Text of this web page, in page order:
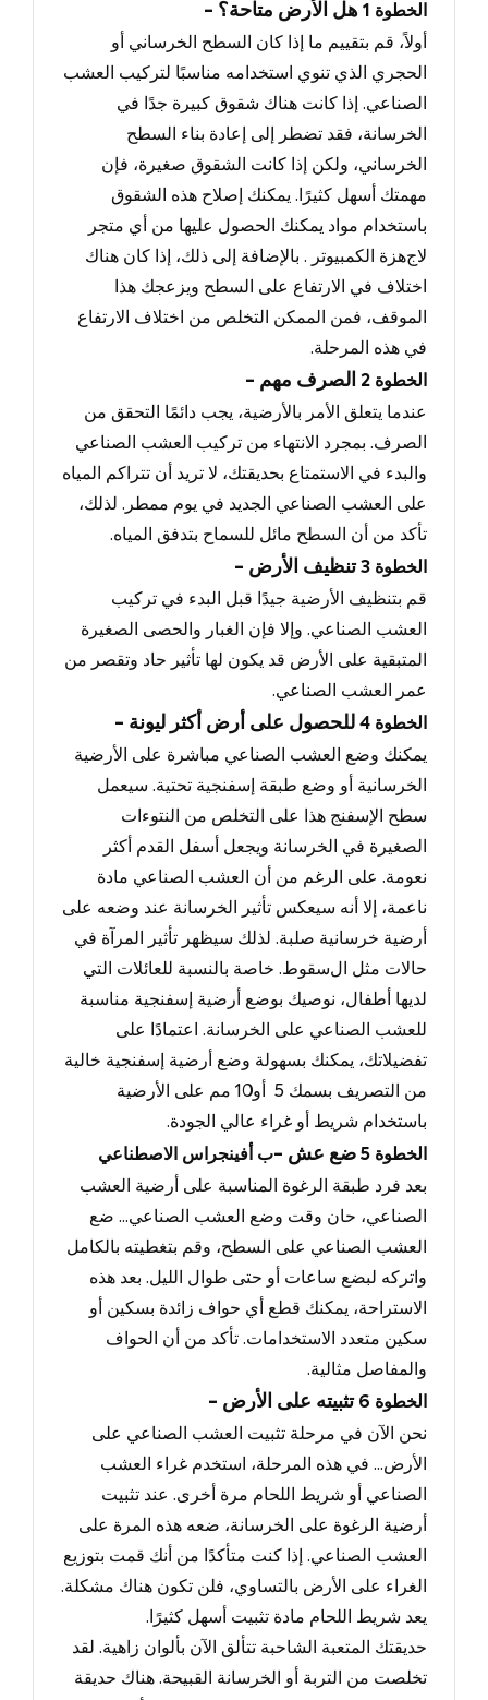
الخطوة 1 - هل الأرض متاحة؟
أولاً، قم بتقييم ما إذا كان السطح الخرساني أو
الحجري الذي تنوي استخدامه مناسبًا لتركيب العشب
الصناعي. إذا كانت هناك شقوق كبيرة جدًا في
الخرسانة، فقد تضطر إلى إعادة بناء السطح
الخرساني، ولكن إذا كانت الشقوق صغيرة، فإن
مهمتك أسهل كثيرًا. يمكنك إصلاح هذه الشقوق
باستخدام مواد يمكنك الحصول عليها من أي متجر
لاجهزة الكمبيوتر . بالإضافة إلى ذلك، إذا كان هناك
اختلاف في الارتفاع على السطح ويزعجك هذا
الموقف، فمن الممكن التخلص من اختلاف الارتفاع
في هذه المرحلة.
الخطوة 2 - الصرف مهم
عندما يتعلق الأمر بالأرضية، يجب دائمًا التحقق من
الصرف. بمجرد الانتهاء من تركيب العشب ا لصناعي
والبدء في الاستمتاع بحديقتك، لا تريد أن تتراكم المياه
على العشب الصناعي الجديد في يوم ممطر. لذلك،
تأكد من أن السطح مائل للسماح بتدفق المياه.
الخطوة 3 - تنظيف الأرض
قم بتنظيف الأرضية جيدًا قبل البدء في تركيب
العشب الصناعي. وإلا فإن الغبار والحصى الصغيرة
المتبقية على الأرض قد يكون لها تأثير حاد وتقصر من
عمر العشب الصناعي.
الخطوة 4 - للحصول على أرض أكثر ليونة
يمكنك وضع العشب الصناعي مباشرة على الأرضية
الخرسانية أو وضع طبقة إسفنجية تحتية. سيعمل
سطح الإسفنج هذا على التخلص من النتوءات
الصغيرة في الخرسانة ويجعل أسفل القدم أكثر
نعومة. على الرغم من أن العشب الصناعي مادة
ناعمة، إلا أنه سيعكس تأثير الخرسانة عند وضعه على
أرضية خرسانية صلبة. لذلك سيظهر تأثير المرآة في
حالات مثل السقوط. خاصة بالنسبة للعائلات التي
لديها أطفال، نوصيك بوضع أرضية إسفنجية مناسبة
للعشب الصناعي على الخرسانة.
اعتمادًا على
تفضيلاتك، يمكنك بسهولة وضع أرضية إسفنجية خالية
من التصريف بسمك 5
10 مم على الأرضية
باستخدام شريط أو غراء عالي الجودة.
الخطوة 5 - ضع عش
ب أفينجراس الاصطناعي
بعد فرد طبقة الرغوة المناسبة على أرضية العشب
الصناعي، حان وقت وضع العشب الصناعي... ضع
العشب الصناعي على السطح، وقم بتغطيته بالكامل
واتركه لبضع ساعات أو حتى طوال الليل. بعد هذه
الاستراحة، يمكنك قطع أي حواف زائدة بسكين أو
سكين متعدد الاستخدامات. تأكد من أن الحواف
والمفاصل مثالية.
الخطوة 6 - تثبيته على الأرض
نحن الآن في مرحلة تثبيت العشب الصناعي على
الأرض... في هذه المرحلة، استخدم غراء العشب
الصناعي أو شريط اللحام مرة أخرى. عند تثبيت
أرضية الرغوة على الخرسانة، ضعه هذه المرة على
العشب الصناعي. إذا كنت متأكدًا من أنك قمت بتوزيع
الغراء على الأرض بالتساوي، فلن تكون هناك مشكلة.
يعد شريط اللحام مادة تثبيت أسهل كثيرًا .
حديقتك المتعبة الشاحبة تتألق الآن بألوان زاهية. لقد
تخلصت من التربة أو الخرسانة القبيحة. هناك حديقة